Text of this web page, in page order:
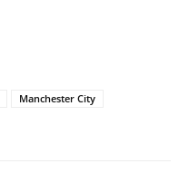
Manchester City